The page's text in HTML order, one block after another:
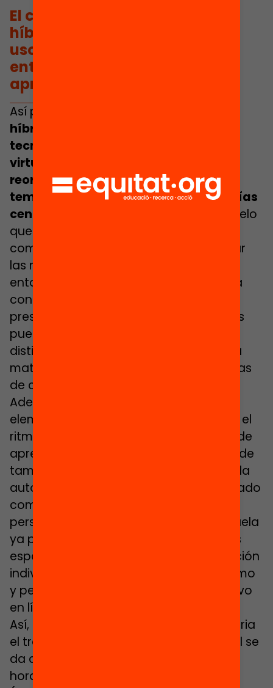
El concepto de aprendizaje
híbrido va más allá del simple
uso de tecnología digital y de
entornos virtuales de
aprendizaje
Así pues,
híbrido va más allá del simple uso de
tecnología digital y de entornos
virtuales de aprendizaje: supone una
reorganización y una redefinición
temporal, y el impulso de metodologías
centradas en el alumnado
. Es un modelo
que integra tanto elementos virtuales
como presenciales, que permiten utilizar
las mejores características de cada
entorno de aprendizaje manteniendo la
continuidad entre formatos virtuales y
presenciales. Así pues, las aulas híbridas
pueden variar la proporción de las
distintas metodologías en función de la
materia y de las necesidades específicas
de cada grupo de alumnos.
Además, el alumnado tiene algún
elemento de control sobre los horarios, el
ritmo de trabajo y el lugar del proceso de
aprendizaje. Dado que lo que se pretende
también con este modelo es fomentar la
autonomía y la socialización del alumnado
como elementos claves de la
personalización del aprendizaje, la escuela
ya pone a disposición del alumnado los
espacios y los momentos para la atención
individualizada, para el trabajo autónomo
y personal, y para el trabajo colaborativo
en línea o en grupo presencial.
Así, por ejemplo, mientras que en primaria
el trabajo tanto virtual como presencial se
da dentro del centro educativo, en el
horario lectivo, en secundaria